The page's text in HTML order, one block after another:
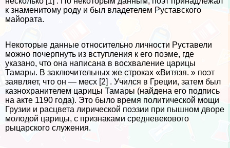
к знаменитому роду и был владетелем Руставского
майората.
Некоторые данные относительно личности Руставели
можно почерпнуть из вступления к его поэме, где
указано, что она написана в восхваление царицы
Тамары. В заключительных же строках «Витязя. » поэт
заявляет, что он — месх [2] . Учился в Греции, затем был
казнохранителем царицы Тамары (найдена его подпись
на акте 1190 года). Это было время политической мощи
Грузии и расцвета лирической поэзии при пышном дворе
молодой царицы, с признаками средневекового
рыцарского служения.